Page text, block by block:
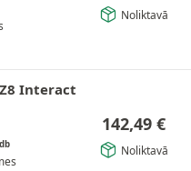
Noliktavā
Interact
142,49 €
Noliktavā